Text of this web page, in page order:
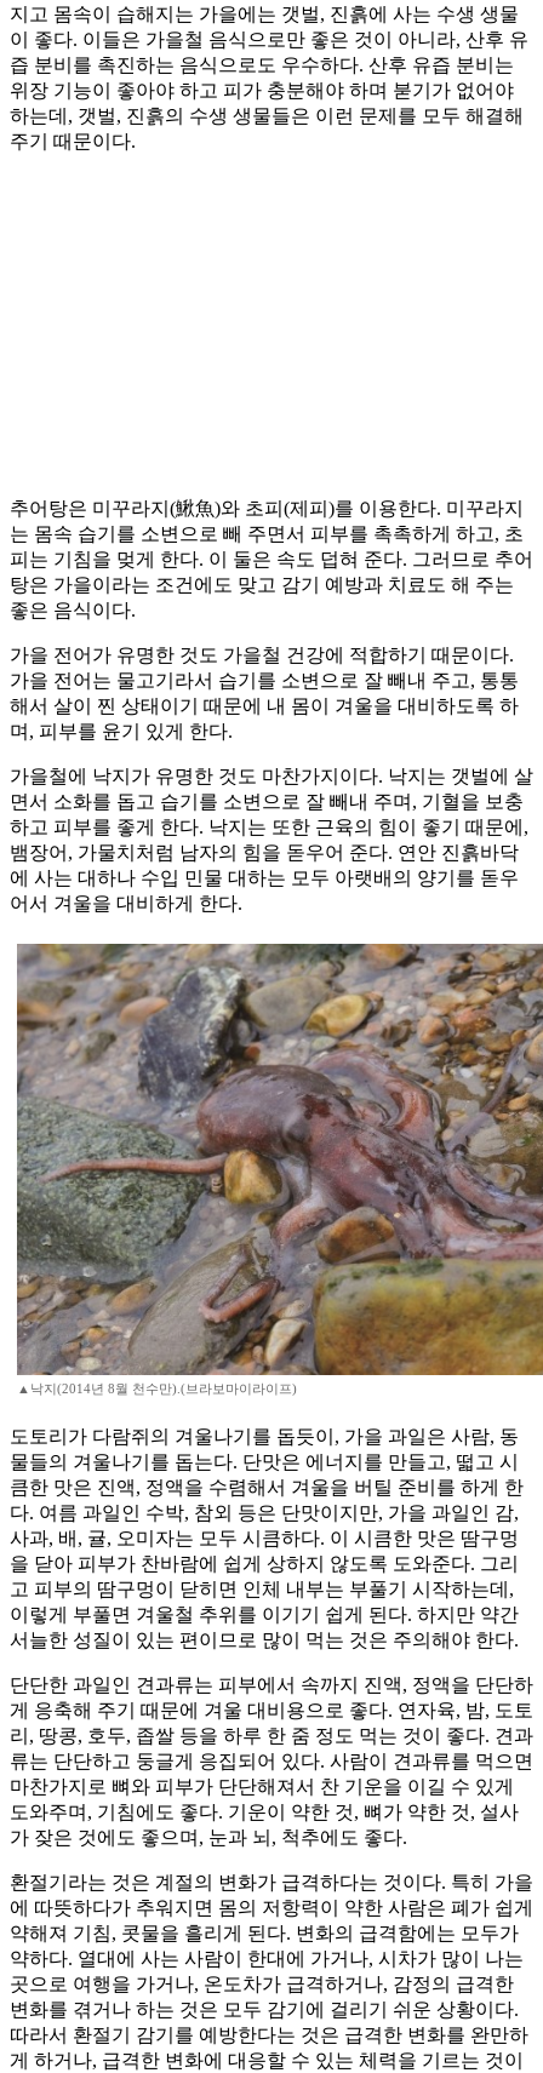
지고 몸속이 습해지는 가을에는 갯벌, 진흙에 사는 수생 생물
이 좋다. 이들은 가을철 음식으로만 좋은 것이 아니라, 산후 유
즙 분비를 촉진하는 음식으로도 우수하다. 산후 유즙 분비는
위장 기능이 좋아야 하고 피가 충분해야 하며 붇기가 없어야
하는데, 갯벌, 진흙의 수생 생물들은 이런 문제를 모두 해결해
주기 때문이다.
추어탕은 미꾸라지(鰍魚)와 초피(제피)를 이용한다. 미꾸라지
는 몸속 습기를 소변으로 빼 주면서 피부를 촉촉하게 하고, 초
피는 기침을 멎게 한다. 이 둘은 속도 덥혀 준다. 그러므로 추어
탕은 가을이라는 조건에도 맞고 감기 예방과 치료도 해 주는
좋은 음식이다.
가을 전어가 유명한 것도 가을철 건강에 적합하기 때문이다.
가을 전어는 물고기라서 습기를 소변으로 잘 빼내 주고, 통통
해서 살이 찐 상태이기 때문에 내 몸이 겨울을 대비하도록 하
며, 피부를 윤기 있게 한다.
가을철에 낙지가 유명한 것도 마찬가지이다. 낙지는 갯벌에 살
면서 소화를 돕고 습기를 소변으로 잘 빼내 주며, 기혈을 보충
하고 피부를 좋게 한다. 낙지는 또한 근육의 힘이 좋기 때문에,
뱀장어, 가물치처럼 남자의 힘을 돋우어 준다. 연안 진흙바닥
에 사는 대하나 수입 민물 대하는 모두 아랫배의 양기를 돋우
어서 겨울을 대비하게 한다.
▲낙지(2014년 8월 천수만).(브라보마이라이프)
도토리가 다람쥐의 겨울나기를 돕듯이, 가을 과일은 사람, 동
물들의 겨울나기를 돕는다. 단맛은 에너지를 만들고, 떫고 시
큼한 맛은 진액, 정액을 수렴해서 겨울을 버틸 준비를 하게 한
다. 여름 과일인 수박, 참외 등은 단맛이지만, 가을 과일인 감,
사과, 배, 귤, 오미자는 모두 시큼하다. 이 시큼한 맛은 땀구멍
을 닫아 피부가 찬바람에 쉽게 상하지 않도록 도와준다. 그리
고 피부의 땀구멍이 닫히면 인체 내부는 부풀기 시작하는데,
이렇게 부풀면 겨울철 추위를 이기기 쉽게 된다. 하지만 약간
서늘한 성질이 있는 편이므로 많이 먹는 것은 주의해야 한다.
단단한 과일인 견과류는 피부에서 속까지 진액, 정액을 단단하
게 응축해 주기 때문에 겨울 대비용으로 좋다. 연자육, 밤, 도토
리, 땅콩, 호두, 좁쌀 등을 하루 한 줌 정도 먹는 것이 좋다. 견과
류는 단단하고 둥글게 응집되어 있다. 사람이 견과류를 먹으면
마찬가지로 뼈와 피부가 단단해져서 찬 기운을 이길 수 있게
도와주며, 기침에도 좋다. 기운이 약한 것, 뼈가 약한 것, 설사
가 잦은 것에도 좋으며, 눈과 뇌, 척추에도 좋다.
환절기라는 것은 계절의 변화가 급격하다는 것이다. 특히 가을
에 따뜻하다가 추워지면 몸의 저항력이 약한 사람은 폐가 쉽게
약해져 기침, 콧물을 흘리게 된다. 변화의 급격함에는 모두가
약하다. 열대에 사는 사람이 한대에 가거나, 시차가 많이 나는
곳으로 여행을 가거나, 온도차가 급격하거나, 감정의 급격한
변화를 겪거나 하는 것은 모두 감기에 걸리기 쉬운 상황이다.
따라서 환절기 감기를 예방한다는 것은 급격한 변화를 완만하
게 하거나, 급격한 변화에 대응할 수 있는 체력을 기르는 것이